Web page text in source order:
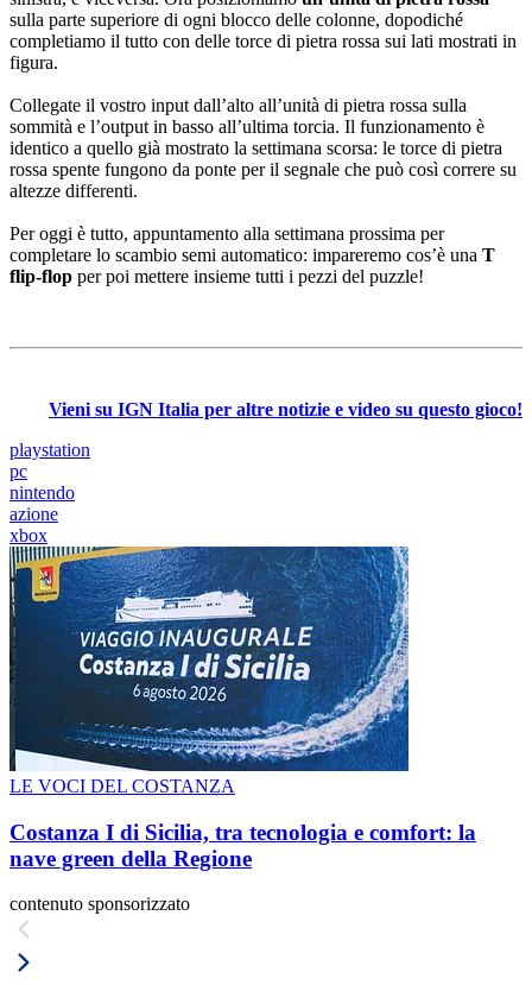
sulla parte superiore di ogni blocco delle colonne, dopodiché
completiamo il tutto con delle torce di pietra rossa sui lati mostrati in
figura.
Collegate il vostro input dall’alto all’unità di pietra rossa sulla
sommità e l’output in basso all’ultima torcia. Il funzionamento è
identico a quello già mostrato la settimana scorsa: le torce di pietra
rossa spente fungono da ponte per il segnale che può così correre su
altezze differenti.
Per oggi è tutto, appuntamento alla settimana prossima per
completare lo scambio semi automatico: impareremo cos’è una T
flip-flop per poi mettere insieme tutti i pezzi del puzzle!
Vieni su IGN Italia per altre notizie e video su questo gioco!
playstation
pc
nintendo
azione
xbox
LE VOCI DEL COSTANZA
Costanza I di Sicilia, tra tecnologia e comfort: la
nave green della Regione
contenuto sponsorizzato